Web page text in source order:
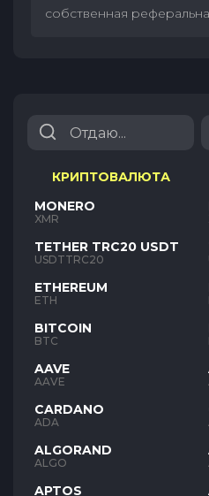
собственная
КРИПТОВАЛЮТА
MONERO
XMR
TETHER TRC20 USDT
USDTTRC20
ETHEREUM
ETH
BITCOIN
BTC
AAVE
AAVE
CARDANO
ADA
ALGORAND
ALGO
APTOS